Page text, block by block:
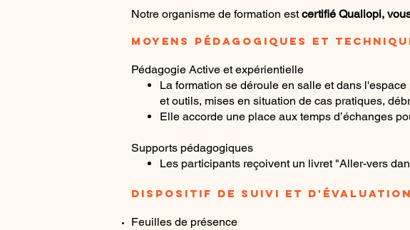
Notre organisme de formation estcertifié Qualiopi,
MOYENS PÉDAGOGIQUES ET
Pédagogie Active et expérientielle
La formation se déroule en salle et dans
et outils, mises en situation de cas pratiques,
Elle accorde une place aux temps d’échanges
Supports pédagogiques
Les participants reçoivent un livret "Aller-vers
DISPOSITIF DE SUIVI ET
Feuilles de présence